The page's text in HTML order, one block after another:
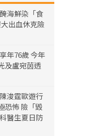
海鮮染「食
出血休克險
年76歲 今年
及盧宛茵透
浚霆歐遊行
恐怖 險「毀
醫生夏日防